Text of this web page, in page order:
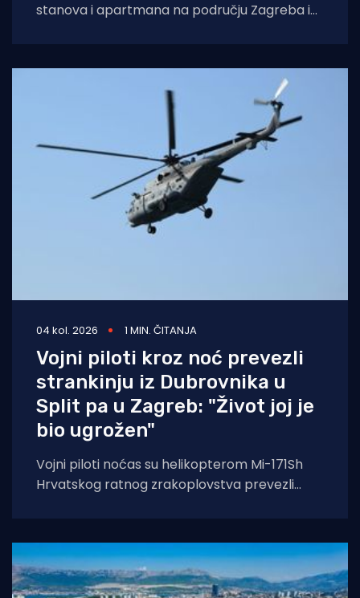
stanova i apartmana na području Zagreba i
04 kol. 2026 1 MIN. ČITANJA
Vojni piloti kroz noć prevezli
strankinju iz Dubrovnika u
Split pa u Zagreb: "Život joj je
bio ugrožen"
Vojni piloti noćas su helikopterom Mi-171Sh
Hrvatskog ratnog zrakoplovstva prevezli